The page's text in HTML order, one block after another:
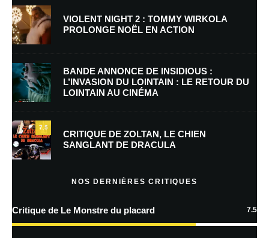
E-mail *
Enregistrer mon nom, mon e-mail et mon site dans le navigateur pour
mon prochain commentaire.
Prévenez-moi de tous les nouveaux commentaires par e-mail.
Prévenez-moi de tous les nouveaux articles par e-mail.
En savoir
VIOLENT NIGHT 2 : TOMMY WIRKOLA
PROLONGE NOËL EN ACTION
BANDE ANNONCE DE INSIDIOUS :
L’INVASION DU LOINTAIN : LE RETOUR DU
LOINTAIN AU CINÉMA
7.5
CRITIQUE DE ZOLTAN, LE CHIEN
SANGLANT DE DRACULA
NOS DERNIÈRES CRITIQUES
Critique de Le Monstre du placard 7.5